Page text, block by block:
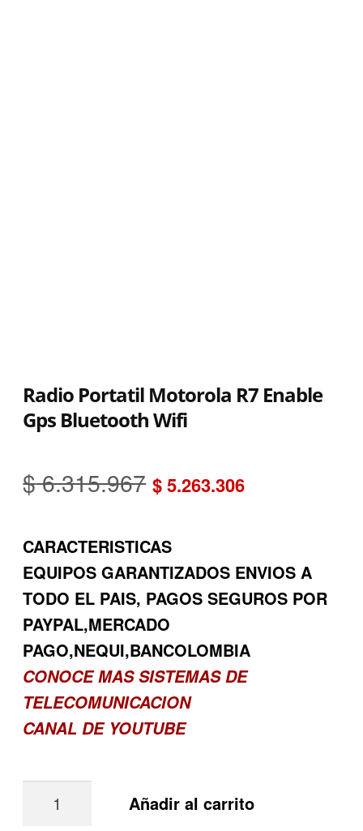
Radio Portatil Motorola R7 Enable
Gps Bluetooth Wifi
$6.315.967El
original
era:
$ 6.315.967.
$5.263.306El
es:
CARACTERISTICAS
EQUIPOS GARANTIZADOS ENVIOS A
TODO EL PAIS, PAGOS SEGUROS POR
PAYPAL,MERCADO
PAGO,NEQUI,BANCOLOMBIA
CONOCE MAS SISTEMAS DE
TELECOMUNICACION
CANAL DE YOUTUBE
Portatil
Añadir al carrito